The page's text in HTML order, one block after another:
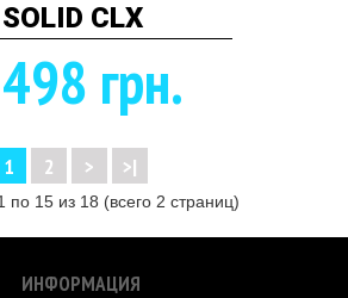
SOLID CLX
грн.
1 2 > >|
по 15 из 18 (всего 2 страниц)
ИНФОРМАЦИЯ